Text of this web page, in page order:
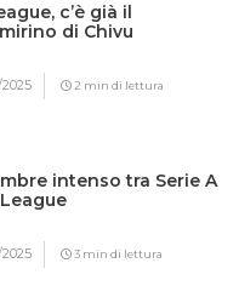
c’è già il
di Chivu
2025 2 min di lettura
intenso tra Serie A
2025 3 min di lettura